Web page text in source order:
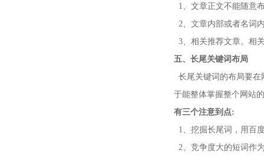
1、文章正文不能随意
2、文章内部或者名词
3、相关推荐文章。相
五、长尾关键词布局
长尾关键词的布局要在
于能整体掌握整个网站
有三个注意到点:
1、挖掘长尾词，用百
2、竞争度大的短词作